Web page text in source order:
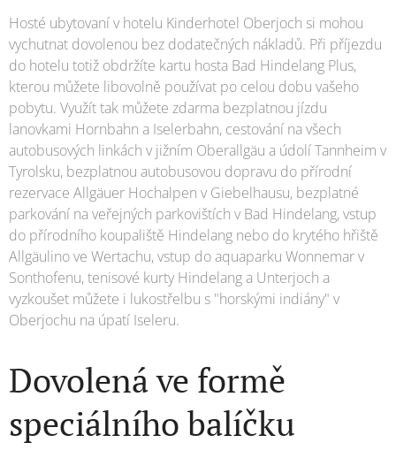
Hosté ubytovaní v hotelu Kinderhotel Oberjoch si mohou
vychutnat dovolenou bez dodatečných nákladů. Při příjezdu
do hotelu totiž obdržíte kartu hosta Bad Hindelang Plus,
kterou můžete libovolně používat po celou dobu vašeho
pobytu. Využít tak můžete zdarma bezplatnou jízdu
lanovkami Hornbahn a Iselerbahn, cestování na všech
autobusových linkách v jižním Oberallgäu a údolí Tannheim v
Tyrolsku, bezplatnou autobusovou dopravu do přírodní
rezervace Allgäuer Hochalpen v Giebelhausu, bezplatné
parkování na veřejných parkovištích v Bad Hindelang, vstup
do přírodního koupaliště Hindelang nebo do krytého hřiště
Allgäulino ve Wertachu, vstup do aquaparku Wonnemar v
Sonthofenu, tenisové kurty Hindelang a Unterjoch a
vyzkoušet můžete i lukostřelbu s "horskými indiány" v
Oberjochu na úpatí Iseleru.
Dovolená ve formě
speciálního balíčku